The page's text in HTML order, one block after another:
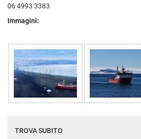
06 4993 3383
Immagini:
TROVA SUBITO